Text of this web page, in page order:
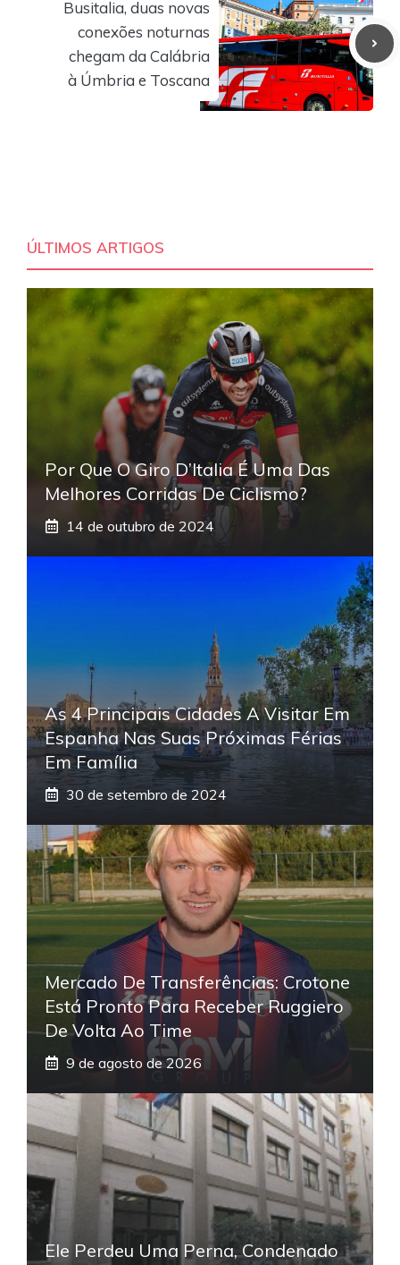
Busitalia, duas novas
conexões noturnas
chegam da Calábria
à Úmbria e Toscana
ÚLTIMOS ARTIGOS
Por Que O Giro D’Italia É Uma Das
Melhores Corridas De Ciclismo?
14 de outubro de 2024
As 4 Principais Cidades A Visitar Em
Espanha Nas Suas Próximas Férias
Em Família
30 de setembro de 2024
Mercado De Transferências: Crotone
Está Pronto Para Receber Ruggiero
De Volta Ao Time
9 de agosto de 2026
Ele Perdeu Uma Perna, Condenado